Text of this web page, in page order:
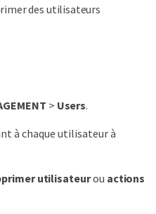
des utilisateurs
> Users.
à chaque utilisateur à
utilisateurou actions